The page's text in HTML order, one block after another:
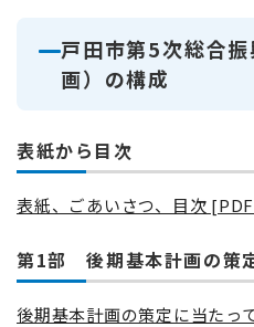
戸田市第5次総合
画）の構成
表紙から目次
表紙、ごあいさつ、目次
第1部 後期基本計画の策
後期基本計画の策定に当たっ